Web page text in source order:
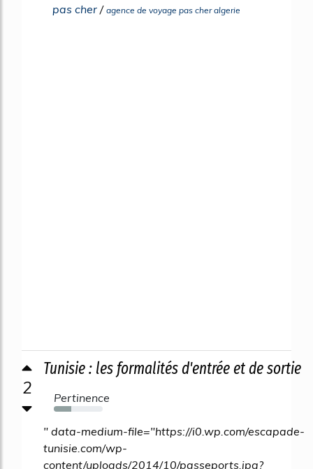
pas cher / agence de voyage pas cher algerie
2
Tunisie : les formalités d'entrée et de sortie
Pertinence
36%
" data-medium-file="https://i0.wp.com/escapade-
tunisie.com/wp-
content/uploads/2014/10/passeports.jpg?